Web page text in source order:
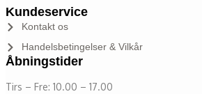
Kundeservice
Kontakt os
Handelsbetingelser & Vilkår
Åbningstider
Tirs – Fre: 10.00 – 17.00